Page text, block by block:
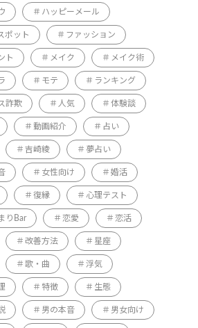
ハッピーメール
ポット ファッション
ト メイク メイク術
モテ ランキング
詐欺 人気 体験談
動画紹介 占い
吉崎綾 夢占い
女性向け 婚活
復縁 心理テスト
りBar 恋愛 恋活
改善方法 星座
歌・曲 浮気
特徴 生態
男の本音 男女向け